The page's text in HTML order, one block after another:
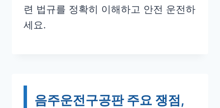
련 법규를 정확히 이해하고 안전 운전하
세요.
음주운전구공판 주요 쟁점,